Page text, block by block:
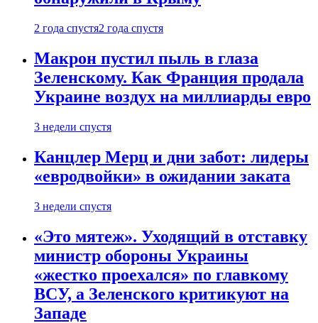
2 года спустя2 года спустя
Макрон пустил пыль в глаза
Зеленскому. Как Франция продала
Украине воздух на миллиарды евро
3 недели спустя
Канцлер Мерц и дни забот: лидеры
«евродвойки» в ожидании заката
3 недели спустя
«Это мятеж». Уходящий в отставку
министр обороны Украины
«жестко проехался» по главкому
ВСУ, а Зеленского критикуют на
Западе